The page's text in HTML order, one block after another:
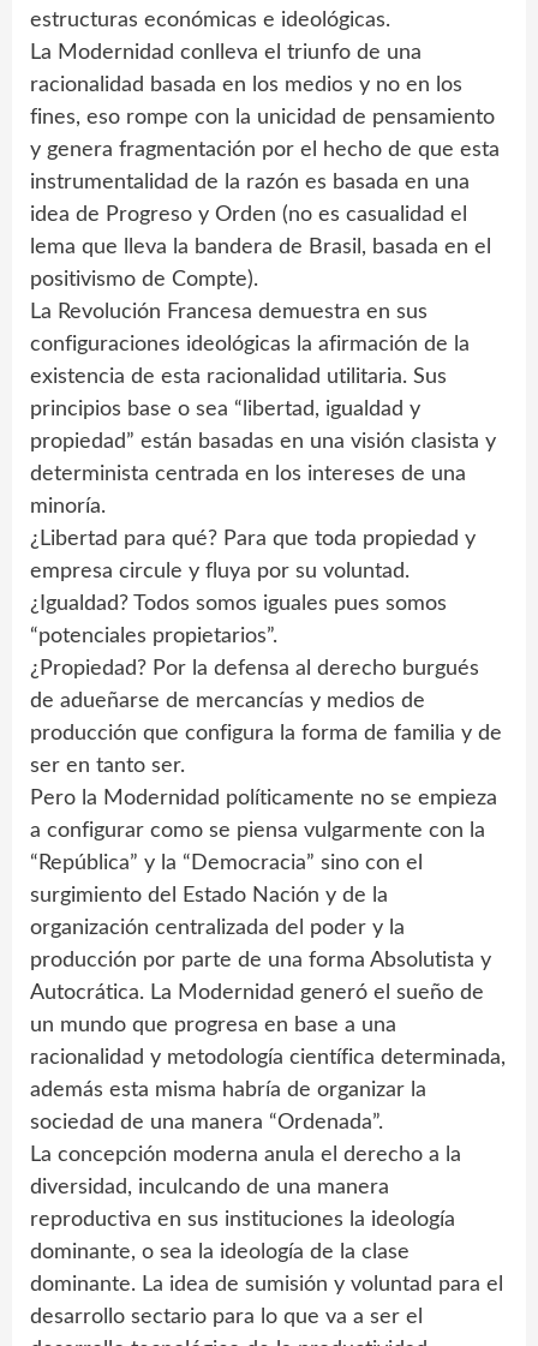
estructuras económicas e ideológicas.
La Modernidad conlleva el triunfo de una
racionalidad basada en los medios y no en los
fines, eso rompe con la unicidad de pensamiento
y genera fragmentación por el hecho de que esta
instrumentalidad de la razón es basada en una
idea de Progreso y Orden (no es casualidad el
lema que lleva la bandera de Brasil, basada en el
positivismo de Compte).
La Revolución Francesa demuestra en sus
configuraciones ideológicas la afirmación de la
existencia de esta racionalidad utilitaria. Sus
principios base o sea “libertad, igualdad y
propiedad” están basadas en una visión clasista y
determinista centrada en los intereses de una
minoría.
¿Libertad para qué? Para que toda propiedad y
empresa circule y fluya por su voluntad.
¿Igualdad? Todos somos iguales pues somos
“potenciales propietarios”.
¿Propiedad? Por la defensa al derecho burgués
de adueñarse de mercancías y medios de
producción que configura la forma de familia y de
ser en tanto ser.
Pero la Modernidad políticamente no se empieza
a configurar como se piensa vulgarmente con la
“República” y la “Democracia” sino con el
surgimiento del Estado Nación y de la
organización centralizada del poder y la
producción por parte de una forma Absolutista y
Autocrática. La Modernidad generó el sueño de
un mundo que progresa en base a una
racionalidad y metodología científica determinada,
además esta misma habría de organizar la
sociedad de una manera “Ordenada”.
La concepción moderna anula el derecho a la
diversidad, inculcando de una manera
reproductiva en sus instituciones la ideología
dominante, o sea la ideología de la clase
dominante. La idea de sumisión y voluntad para el
desarrollo sectario para lo que va a ser el